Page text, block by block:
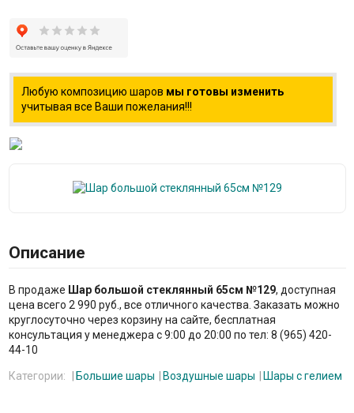
Любую композицию шаров мы готовы изменить
учитывая все Ваши пожелания!!!
Описание
В продаже Шар большой стеклянный 65см №129, доступная
цена всего 2 990 руб., все отличного качества. Заказать можно
круглосуточно через корзину на сайте, бесплатная
консультация у менеджера с 9:00 до 20:00 по тел: 8 (965) 420-
44-10
Категории: Большие шары Воздушные шары Шары с гелием